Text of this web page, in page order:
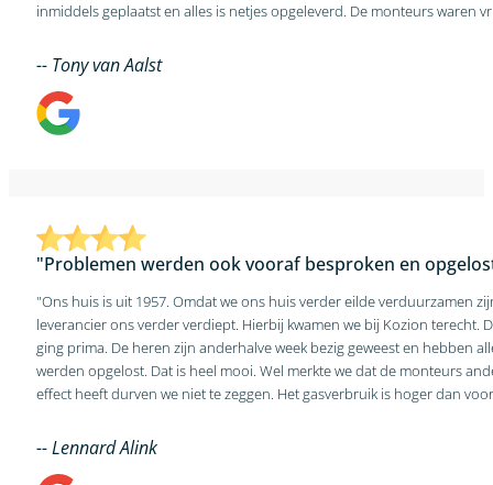
-- Tony van Aalst
"Problemen werden ook vooraf besproken en
"Ons huis is uit 1957. Omdat we ons huis verder eilde verduurzamen
leverancier ons verder verdiept. Hierbij kwamen we bij Kozion terecht.
ging prima. De heren zijn anderhalve week bezig geweest en hebben
werden opgelost. Dat is heel mooi. Wel merkte we dat de monteurs andere opvattingen hebben over luchtroosters. Of we daar de juiste keuze hebben gemaakt betwijfelen we. Of de investering ook het gewenste
effect heeft durven we niet te zeggen. Het gasverbruik is hoger dan
-- Lennard Alink